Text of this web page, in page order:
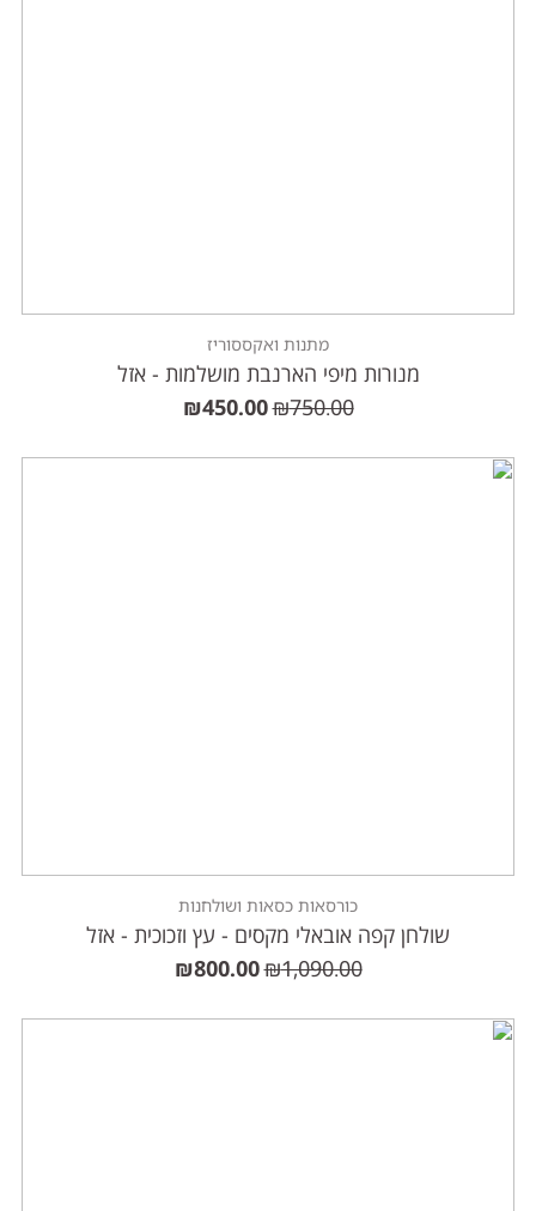
מתנות ואקססוריז
מנורות מיפי הארנבת מושלמות - אזל
₪750.00
₪450.00
כורסאות כסאות ושולחנות
שולחן קפה אובאלי מקסים - עץ וזכוכית - אזל
₪1,090.00
₪800.00